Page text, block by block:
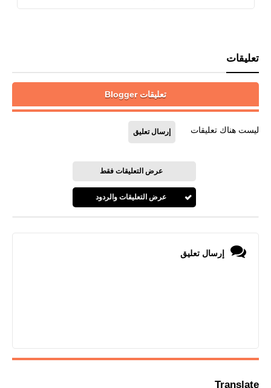
تعليقات
تعليقات Blogger
ليست هناك تعليقات إرسال تعليق
عرض التعليقات فقط
عرض التعليقات والردود
إرسال تعليق
Translate